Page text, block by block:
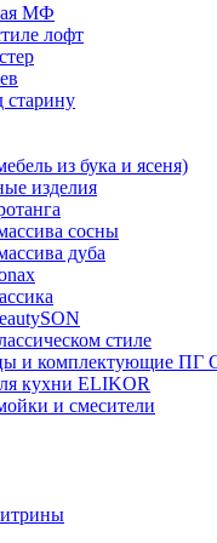
МФ
лофт
старину
из бука и ясеня)
изделия
сосны
дуба
стиле
и комплектующие ПГ
кухни ELIKOR
и смесители